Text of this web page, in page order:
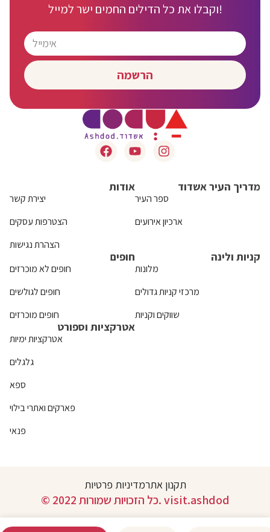
וקבלו את כל הדילים החמים ישר למייל!
הרשמה
אודות
יצירת קשר
הצטרפות עסקים
הצהרת נגישות
מדריך העיר אשדוד
ספר העיר
ארכיון אירועים
חופים
חופים לא מוכרזים
חופים לגולשים
חופים מוכרזים
קניות ולינה
מלונות
מרכזי קניות גדולים
שווקים וקניות
אטרקציות וספורט
אטרקציות ימיות
גלגלים
ספא
פארקים ואתרי בילוי
פנאי
מדיניות פרטיותתקנון אתר
© 2022 כל הזכויות שמורות. visit.ashdod